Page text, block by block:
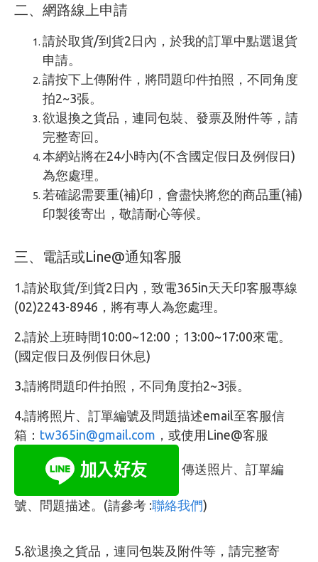
二、網路線上申請
請於取貨/到貨2日內，於我的訂單中點選退貨
申請。
請按下上傳附件，將問題印件拍照，不同角度
拍2~3張。
欲退換之貨品，連同包裝、發票及附件等，請
完整寄回。
本網站將在24小時內(不含國定假日及例假日)
為您處理。
若確認需要重(補)印，會盡快將您的商品重(補)
印製後寄出，敬請耐心等候。
三、電話或Line@通知客服
1.請於取貨/到貨2日內，致電365in天天印客服專線
(02)2243-8946，將有專人為您處理。
2.請於上班時間10:00~12:00；13:00~17:00來電。
(國定假日及例假日休息)
3.請將問題印件拍照，不同角度拍2~3張。
4.請將照片、訂單編號及問題描述email至客服信
箱： tw365in@gmail.com ，或使用Line@客服
傳送照片、訂單編
號、問題描述。(請參考 :聯絡我們)
5.欲退換之貨品，連同包裝及附件等，請完整寄